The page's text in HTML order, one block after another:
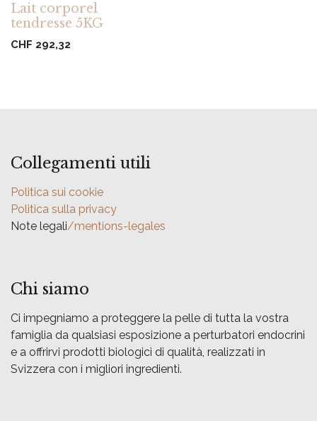
Lait corporel
tendresse 5KG
CHF 292,32
Collegamenti utili
Politica sui cookie
Politica sulla privacy
Note legali/mentions-legales
Chi siamo
Ci impegniamo a proteggere la pelle di tutta la vostra
famiglia da qualsiasi esposizione a perturbatori endocrini
e a offrirvi prodotti biologici di qualità, realizzati in
Svizzera con i migliori ingredienti.